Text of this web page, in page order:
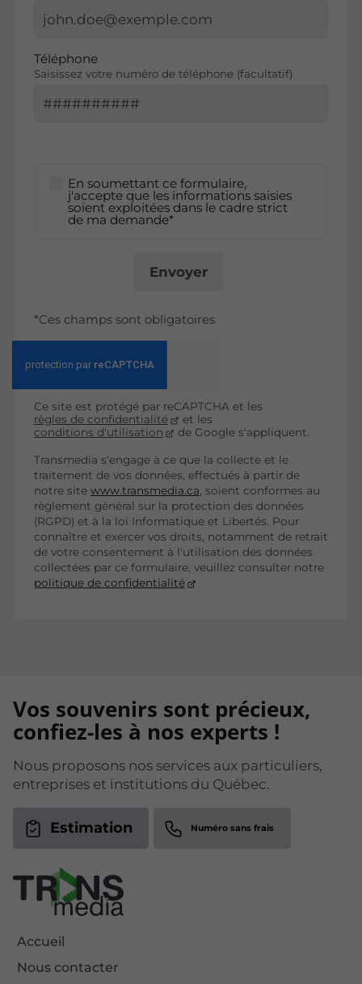
Téléphone
Saisissez votre numéro de téléphone (facultatif)
En soumettant ce formulaire,
j'accepte que les informations saisies
soient exploitées dans le cadre strict
de ma demande*
Envoyer
*Ces champs sont obligatoires
Ce site est protégé par reCAPTCHA et les
règles de confidentialité
et les
conditions d'utilisation
de Google s'appliquent.
Transmedia s'engage à ce que la collecte et le
traitement de vos données, effectués à partir de
notre site www.transmedia.ca , soient conformes au
règlement général sur la protection des données
(RGPD) et à la loi Informatique et Libertés. Pour
connaître et exercer vos droits, notamment de retrait
de votre consentement à l'utilisation des données
collectées par ce formulaire, veuillez consulter notre
politique de confidentialité
Accueil
Nous contacter
Vos souvenirs sont précieux,
confiez-les à nos experts !
Nous proposons nos services aux particuliers,
entreprises et institutions du Québec.
Estimation